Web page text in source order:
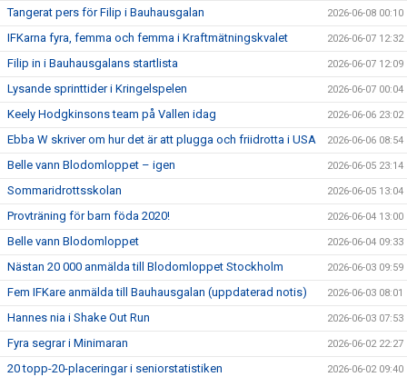
Tangerat pers för Filip i Bauhausgalan 2026-06-08 00:10
IFKarna fyra, femma och femma i Kraftmätningskvalet 2026-06-07 12:32
Filip in i Bauhausgalans startlista 2026-06-07 12:09
Lysande sprinttider i Kringelspelen 2026-06-07 00:04
Keely Hodgkinsons team på Vallen idag 2026-06-06 23:02
Ebba W skriver om hur det är att plugga och friidrotta i USA 2026-06-06 08:54
Belle vann Blodomloppet – igen 2026-06-05 23:14
Sommaridrottsskolan 2026-06-05 13:04
Provträning för barn föda 2020! 2026-06-04 13:00
Belle vann Blodomloppet 2026-06-04 09:33
Nästan 20 000 anmälda till Blodomloppet Stockholm 2026-06-03 09:59
Fem IFKare anmälda till Bauhausgalan (uppdaterad notis) 2026-06-03 08:01
Hannes nia i Shake Out Run 2026-06-03 07:53
Fyra segrar i Minimaran 2026-06-02 22:27
20 topp-20-placeringar i seniorstatistiken 2026-06-02 09:40